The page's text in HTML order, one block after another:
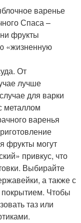
варенье
Спаса –
фрукты
«жизненную
От
лучше
для варки
металлом
варенья
фрукты могут
привкус, что
Выбирайте
а также с
Чтобы
таз или